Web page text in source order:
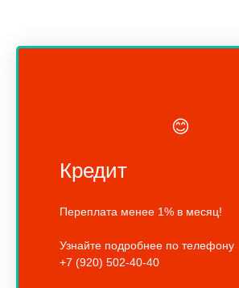
😊
Кредит
Переплата менее 1% в месяц!
Узнайте подробнее по телефону
+7 (920) 502-40-40